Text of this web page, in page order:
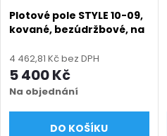
Plotové pole STYLE 10-09,
kované, bezúdržbové, na
mm, výška 650–1750
mm), černá struktura RAL
9005
4 462,81 Kč bez DPH
5 400 Kč
Na objednání
DO KOŠÍKU